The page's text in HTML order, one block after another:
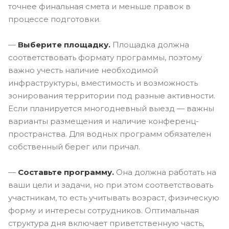
точнее финальная смета и меньше правок в
процессе подготовки.
— Выберите площадку. Площадка должна
соответствовать формату программы, поэтому
важно учесть наличие необходимой
инфраструктуры, вместимость и возможность
зонирования территории под разные активности.
Если планируется многодневный выезд — важны
варианты размещения и наличие конференц-
пространства. Для водных программ обязателен
собственный берег или причал.
— Составьте программу. Она должна работать на
ваши цели и задачи, но при этом соответствовать
участникам, то есть учитывать возраст, физическую
форму и интересы сотрудников. Оптимальная
структура дня включает приветственную часть,